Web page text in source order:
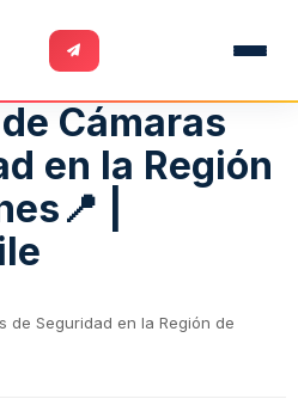
Cámaras
en la Región
|
de Seguridad en la Región de